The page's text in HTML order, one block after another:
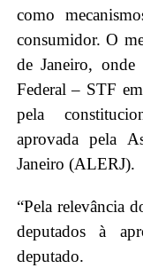
como
consumidor. O
de Janeiro,
Federal – STF
pela
aprovada pela
Janeiro (ALERJ).
“Pela relevância
deputados à
deputado.